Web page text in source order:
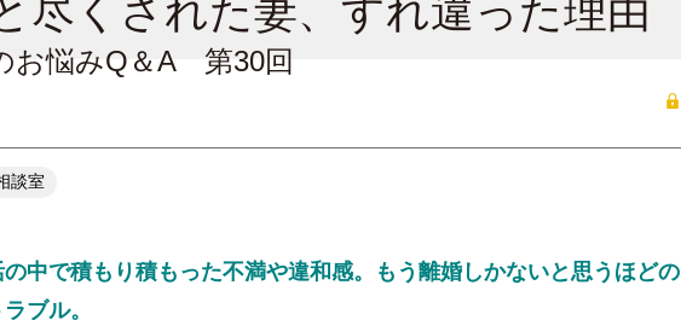
尽くされた妻、すれ違った理由
お悩みQ＆A 第30回
談室
中で積もり積もった不満や違和感。もう離婚しかないと思うほどの
ブル。